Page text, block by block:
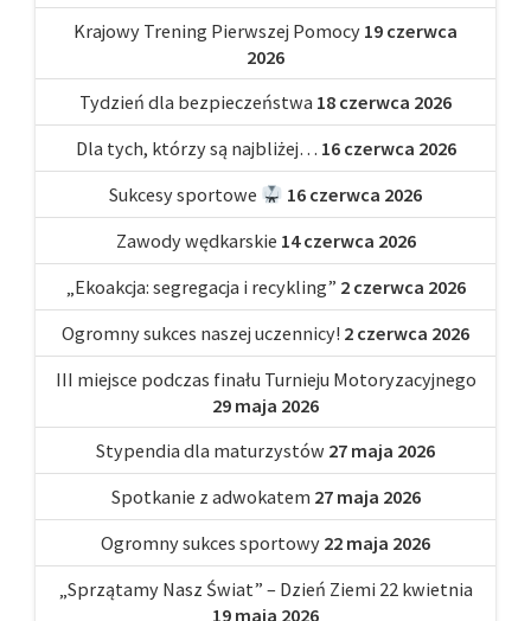
Krajowy Trening Pierwszej Pomocy 19 czerwca
2026
Tydzień dla bezpieczeństwa 18 czerwca 2026
Dla tych, którzy są najbliżej… 16 czerwca 2026
Sukcesy sportowe
16 czerwca 2026
Zawody wędkarskie 14 czerwca 2026
„Ekoakcja: segregacja i recykling” 2 czerwca 2026
Ogromny sukces naszej uczennicy! 2 czerwca 2026
III miejsce podczas finału Turnieju Motoryzacyjnego
29 maja 2026
Stypendia dla maturzystów 27 maja 2026
Spotkanie z adwokatem 27 maja 2026
Ogromny sukces sportowy 22 maja 2026
„Sprzątamy Nasz Świat” – Dzień Ziemi 22 kwietnia
19 maja 2026